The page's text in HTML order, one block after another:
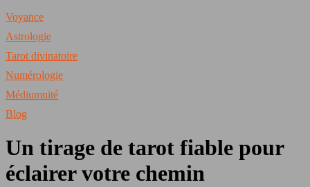
Voyance
Astrologie
Tarot divinatoire
Numérologie
Médiumnité
Blog
Un tirage de tarot fiable pour
éclairer votre chemin